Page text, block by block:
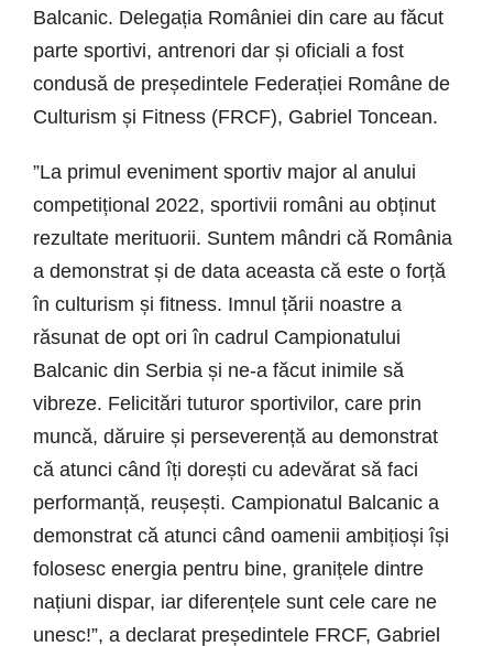
Balcanic. Delegația României din care au făcut
parte sportivi, antrenori dar și oficiali a fost
condusă de președintele Federației Române de
Culturism și Fitness (FRCF), Gabriel Toncean.
”La primul eveniment sportiv major al anului
competițional 2022, sportivii români au obținut
rezultate merituorii. Suntem mândri că România
a demonstrat și de data aceasta că este o forță
în culturism și fitness. Imnul țării noastre a
răsunat de opt ori în cadrul Campionatului
Balcanic din Serbia și ne-a făcut inimile să
vibreze. Felicitări tuturor sportivilor, care prin
muncă, dăruire și perseverență au demonstrat
că atunci când îți dorești cu adevărat să faci
performanță, reușești. Campionatul Balcanic a
demonstrat că atunci când oamenii ambițioși își
folosesc energia pentru bine, granițele dintre
națiuni dispar, iar diferențele sunt cele care ne
unesc!”, a declarat președintele FRCF, Gabriel